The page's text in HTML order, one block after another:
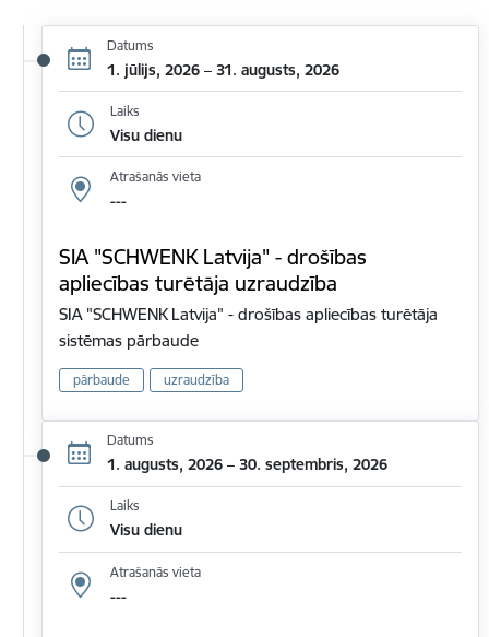
Datums
1. jūlijs, 2026 – 31. augusts, 2026
Laiks
Visu dienu
Atrašanās vieta
---
SIA "SCHWENK Latvija" - drošības
apliecības turētāja uzraudzība
SIA "SCHWENK Latvija" - drošības apliecības turētāja
sistēmas pārbaude
pārbaude uzraudzība
Datums
1. augusts, 2026 – 30. septembris, 2026
Laiks
Visu dienu
Atrašanās vieta
---